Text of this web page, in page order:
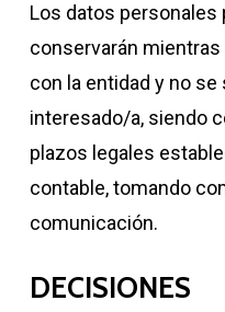
Los datos personales
conservarán
con la entidad y no
interesado/a, siendo
plazos legales
contable, tomando
comunicación.
DECISIONES